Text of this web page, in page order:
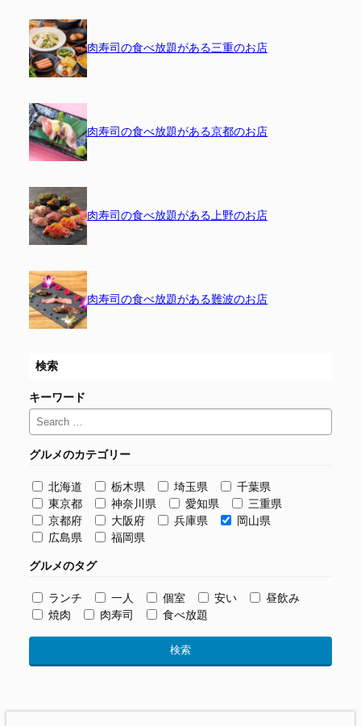
肉寿司の食べ放題がある三重のお店
肉寿司の食べ放題がある京都のお店
肉寿司の食べ放題がある上野のお店
肉寿司の食べ放題がある難波のお店
検索
キーワード
グルメのカテゴリー
北海道 栃木県 埼玉県
千葉県
東京都
神奈川県 愛知県
三重県
京都府
大阪府 兵庫県
岡山県
広島県
福岡県
グルメのタグ
ランチ 一人 個室 安い
昼飲み
焼肉
肉寿司 食べ放題